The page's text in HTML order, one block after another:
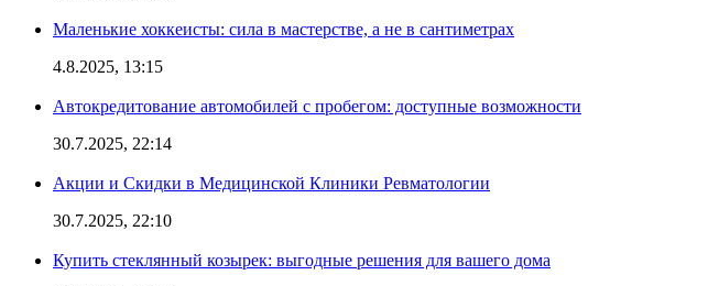
Маленькие хоккеисты: сила в мастерстве, а не в сантиметрах
4.8.2025, 13:15
Автокредитование автомобилей с пробегом: доступные возможности
30.7.2025, 22:14
Акции и Скидки в Медицинской Клиники Ревматологии
30.7.2025, 22:10
Купить стеклянный козырек: выгодные решения для вашего дома